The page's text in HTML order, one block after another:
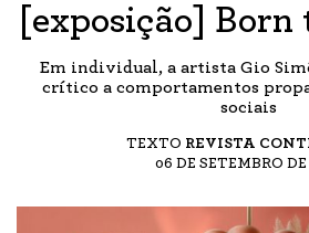
[exposição] Born
Em individual, a artista Gio
crítico a comportamentos
sociais
TEXTO REVISTA
06 DE SETEMBRO DE